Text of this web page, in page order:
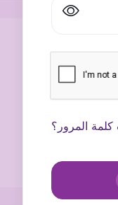
المرور؟